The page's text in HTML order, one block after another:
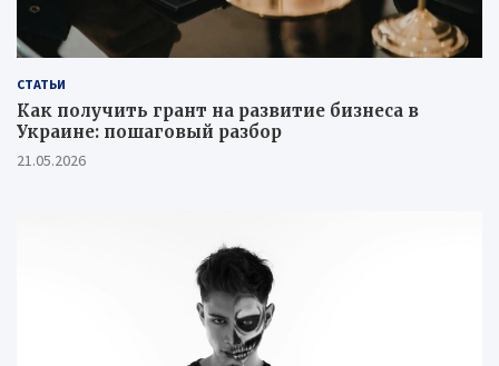
СТАТЬИ
Как получить грант на развитие бизнеса в
Украине: пошаговый разбор
21.05.2026